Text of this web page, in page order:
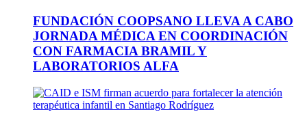
FUNDACIÓN COOPSANO LLEVA A CABO
JORNADA MÉDICA EN COORDINACIÓN
CON FARMACIA BRAMIL Y
LABORATORIOS ALFA